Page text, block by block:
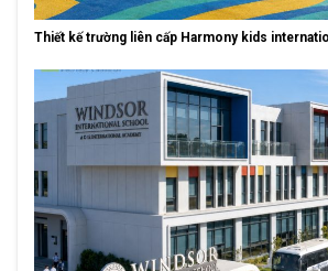
Thiết kế trường liên cấp Harmony kids